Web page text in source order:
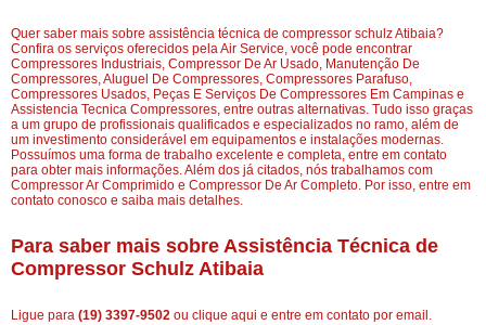
Quer saber mais sobre assistência técnica de compressor schulz Atibaia?
Confira os serviços oferecidos pela Air Service, você pode encontrar
Compressores Industriais, Compressor De Ar Usado, Manutenção De
Compressores, Aluguel De Compressores, Compressores Parafuso,
Compressores Usados, Peças E Serviços De Compressores Em Campinas e
Assistencia Tecnica Compressores, entre outras alternativas. Tudo isso graças
a um grupo de profissionais qualificados e especializados no ramo, além de
um investimento considerável em equipamentos e instalações modernas.
Possuímos uma forma de trabalho excelente e completa, entre em contato
para obter mais informações. Além dos já citados, nós trabalhamos com
Compressor Ar Comprimido e Compressor De Ar Completo. Por isso, entre em
contato conosco e saiba mais detalhes.
Para saber mais sobre Assistência Técnica de
Compressor Schulz Atibaia
Ligue para (19) 3397-9502 ou clique aqui e entre em contato por email.